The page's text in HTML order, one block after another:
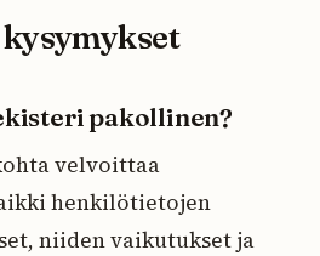
pakollinen?
velvoittaa
henkilötietojen
niiden vaikutukset ja